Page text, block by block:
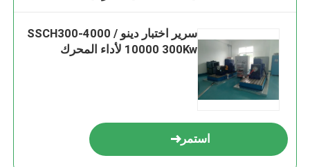
سرير اختبار دينو SSCH300-4000 /
10000 300Kw لأداء المحرك
استمر